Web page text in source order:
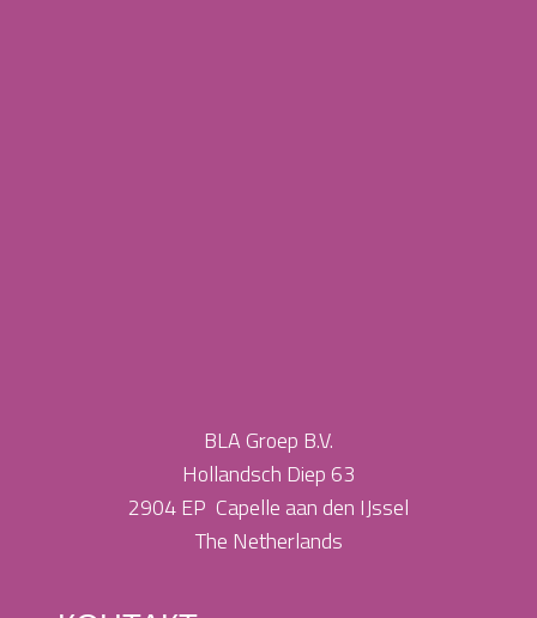
BLA Groep B.V.
Hollandsch Diep 63
2904 EP Capelle aan den IJssel
The Netherlands